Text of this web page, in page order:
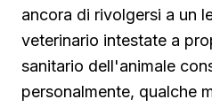
ancora di rivolgersi a un
veterinario intestate a
sanitario dell'animale
personalmente, qualche